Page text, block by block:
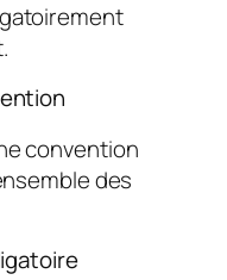
convention
des